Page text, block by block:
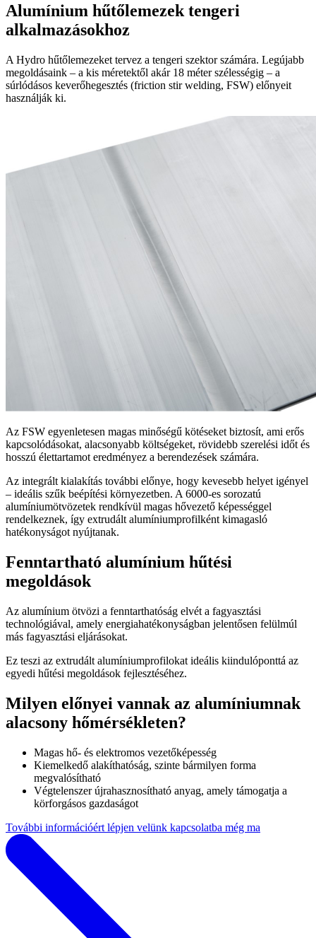
Alumínium hűtőlemezek tengeri
alkalmazásokhoz
A Hydro hűtőlemezeket tervez a tengeri szektor számára. Legújabb
megoldásaink – a kis méretektől akár 18 méter szélességig – a
súrlódásos keverőhegesztés (friction stir welding, FSW) előnyeit
használják ki.
Az FSW egyenletesen magas minőségű kötéseket biztosít, ami erős
kapcsolódásokat, alacsonyabb költségeket, rövidebb szerelési időt és
hosszú élettartamot eredményez a berendezések számára.
Az integrált kialakítás további előnye, hogy kevesebb helyet igényel
– ideális szűk beépítési környezetben. A 6000-es sorozatú
alumíniumötvözetek rendkívül magas hővezető képességgel
rendelkeznek, így extrudált alumíniumprofilként kimagasló
hatékonyságot nyújtanak.
Fenntartható alumínium hűtési
megoldások
Az alumínium ötvözi a fenntarthatóság elvét a fagyasztási
technológiával, amely energiahatékonyságban jelentősen felülmúl
más fagyasztási eljárásokat.
Ez teszi az extrudált alumíniumprofilokat ideális kiindulóponttá az
egyedi hűtési megoldások fejlesztéséhez.
Milyen előnyei vannak az alumíniumnak
alacsony hőmérsékleten?
Magas hő- és elektromos vezetőképesség
Kiemelkedő alakíthatóság, szinte bármilyen forma
megvalósítható
Végtelenszer újrahasznosítható anyag, amely támogatja a
körforgásos gazdaságot
További információért lépjen velünk kapcsolatba még ma